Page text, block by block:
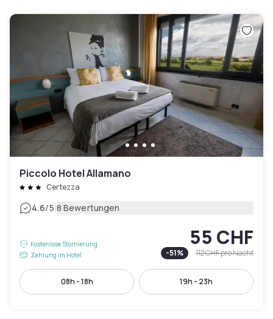
Piccolo Hotel Allamano
Certezza
4.6/5|8 Bewertungen
Kostenlose Stornierung
Zahlung im Hotel
55 CHF
-51% 112 CHFpro Nacht
08h - 18h 19h - 23h